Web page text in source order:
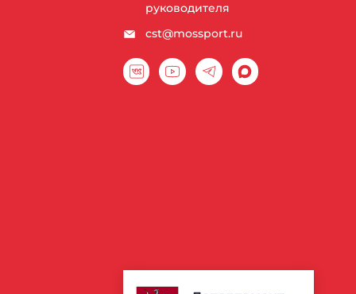
руководителя
cst@mossport.ru